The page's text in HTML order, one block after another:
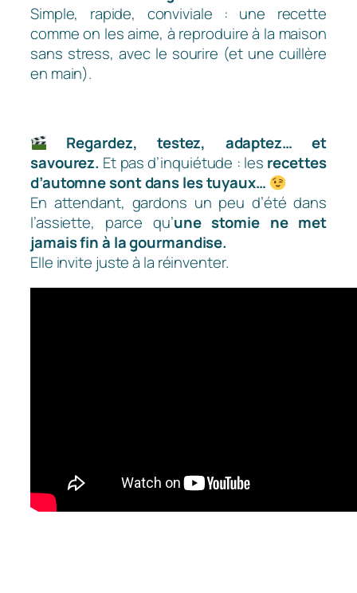
Simple, rapide, conviviale : une recette
comme on les aime, à reproduire à la maison
sans stress, avec le sourire (et une cuillère
en main).
Regardez, testez, adaptez… et
savourez. Et pas d’inquiétude : les recettes
d’automne sont dans les tuyaux…
En attendant, gardons un peu d’été dans
l’assiette, parce qu’une stomie ne met
jamais fin à la gourmandise.
Elle invite juste à la réinventer.